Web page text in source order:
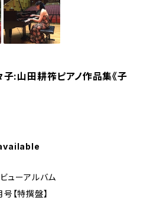
:山田耕筰ピアノ作品集《子
ューアルバム
特撰盤】